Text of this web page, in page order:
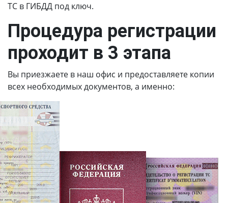
ТС в ГИБДД под ключ.
Процедура регистрации
проходит в 3 этапа
Вы приезжаете в наш офис и предоставляете копии
всех необходимых документов, а именно: